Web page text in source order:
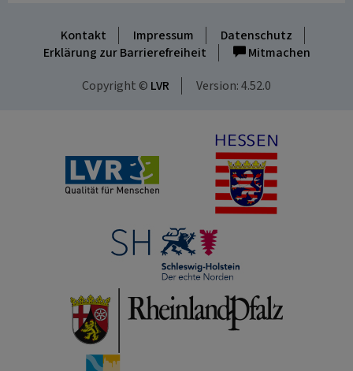
Kontakt Impressum
Datenschutz
Erklärung zur Barrierefreiheit
Mitmachen
Copyright © LVR Version: 4.52.0